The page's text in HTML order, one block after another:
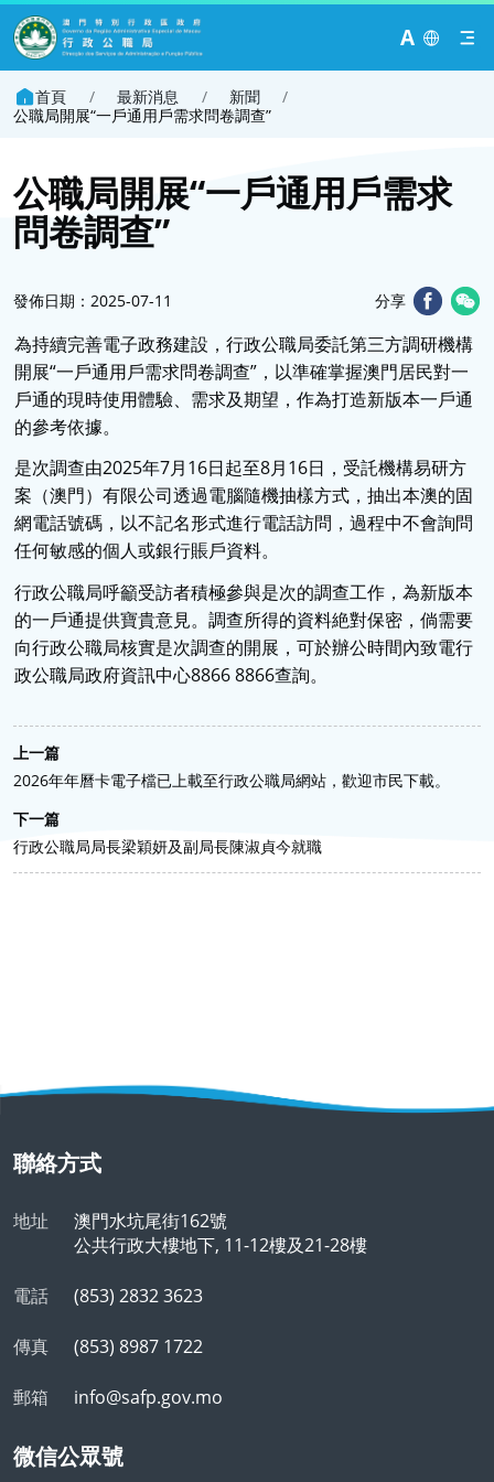
A
首頁 / 最新消息 / 新聞
/
公職局開展“一戶通用戶需求問卷調查”
公職局開展“一戶通用戶需求
問卷調查”
發佈日期：2025-07-11 分享
為持續完善電子政務建設，行政公職局委託第三方調研機構
開展“一戶通用戶需求問卷調查”，以準確掌握澳門居民對一
戶通的現時使用體驗、需求及期望，作為打造新版本一戶通
的參考依據。
是次調查由2025年7月16日起至8月16日，受託機構易研方
案（澳門）有限公司透過電腦隨機抽樣方式，抽出本澳的固
網電話號碼，以不記名形式進行電話訪問，過程中不會詢問
任何敏感的個人或銀行賬戶資料。
行政公職局呼籲受訪者積極參與是次的調查工作，為新版本
的一戶通提供寶貴意見。調查所得的資料絶對保密，倘需要
向行政公職局核實是次調查的開展，可於辦公時間內致電行
政公職局政府資訊中心8866 8866查詢。
上一篇
2026年年曆卡電子檔已上載至行政公職局網站，歡迎市民下載。
下一篇
行政公職局局長梁穎妍及副局長陳淑貞今就職
聯絡方式
地址
澳門水坑尾街162號
公共行政大樓地下, 11-12樓及21-28樓
電話 (853) 2832 3623
傳真 (853) 8987 1722
郵箱 info@safp.gov.mo
微信公眾號